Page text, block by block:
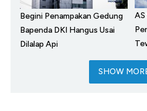
Begini Penampakan Gedung
Bapenda DKI Hangus Usai
Dilalap Api
AS
SHOW